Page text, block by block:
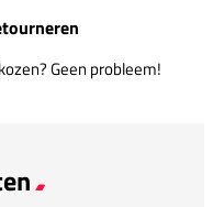
Geen probleem!